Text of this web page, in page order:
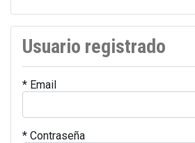
Usuario registrado
* Email
* Contraseña